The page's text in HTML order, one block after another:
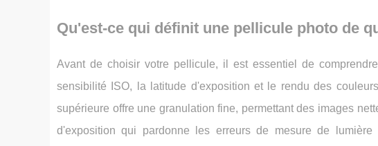
Qu'est-ce qui définit une pellicule photo de
Avant de choisir votre pellicule, il est essentiel de
sensibilité ISO, la latitude d'exposition et le rendu des
supérieure offre une granulation fine, permettant des images
d'exposition qui pardonne les erreurs de mesure de